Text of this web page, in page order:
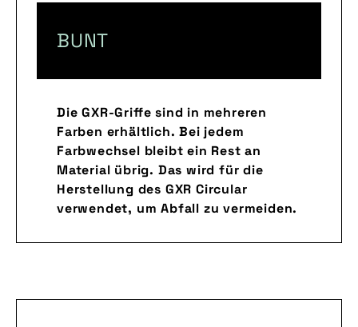
BUNT
Die GXR-Griffe sind in mehreren
Farben erhältlich. Bei jedem
Farbwechsel bleibt ein Rest an
Material übrig. Das wird für die
Herstellung des GXR Circular
verwendet, um Abfall zu vermeiden.